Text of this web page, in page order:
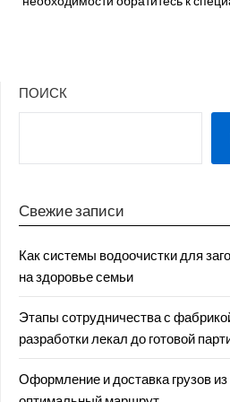
ПОИСК
Свежие записи
Как системы водоочистки для
на здоровье семьи
Этапы сотрудничества с
разработки лекал до готовой
Оформление и доставка грузов